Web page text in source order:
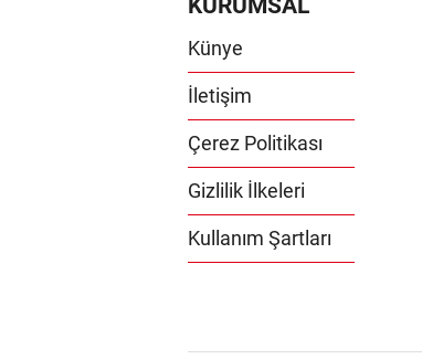
Künye
İletişim
Çerez Politikası
Gizlilik İlkeleri
Kullanım Şartları